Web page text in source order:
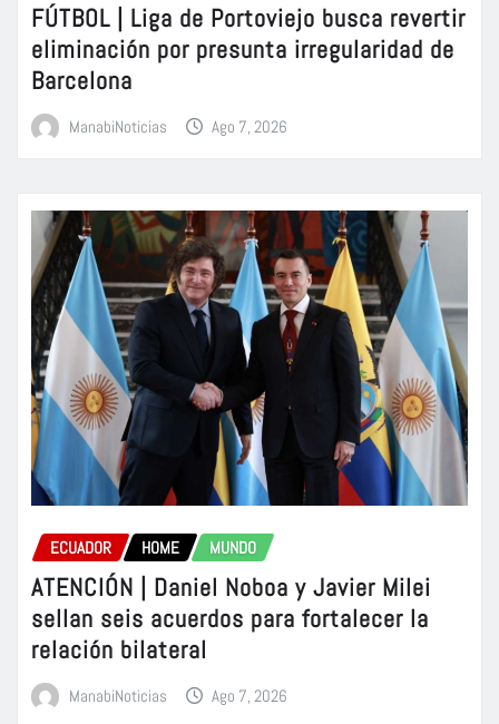
FÚTBOL | Liga de Portoviejo busca revertir
eliminación por presunta irregularidad de
Barcelona
ManabiNoticias Ago 7, 2026
ECUADOR HOME MUNDO
ATENCIÓN | Daniel Noboa y Javier Milei
sellan seis acuerdos para fortalecer la
relación bilateral
ManabiNoticias Ago 7, 2026